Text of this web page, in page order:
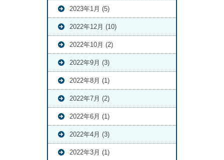
2023年1月 (5)
2022年12月 (10)
2022年10月 (2)
2022年9月 (3)
2022年8月 (1)
2022年7月 (2)
2022年6月 (1)
2022年4月 (3)
2022年3月 (1)